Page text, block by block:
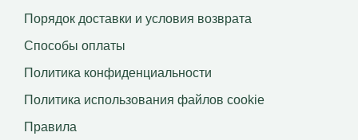
Порядок доставки и условия возврата
Способы оплаты
Политика конфиденциальности
Политика использования файлов сookie
Правила